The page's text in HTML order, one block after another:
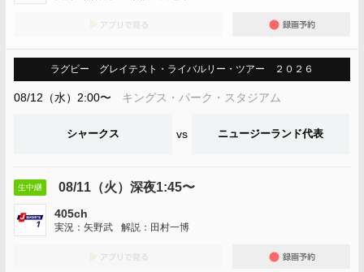
ラグビー グレイテスト・ライバルリー・ツアー ２０２６
08/12（水）2:00〜 キングス・パーク・スタジアム
シャークス vs ニュージーランド代表
生中継 08/11（火）深夜1:45〜
405ch
実況：矢野武 解説：田村一博